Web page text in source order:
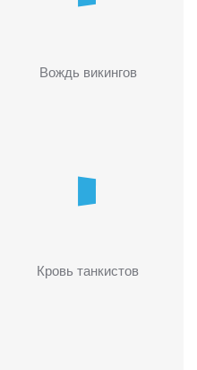
Вождь викингов
Кровь танкистов